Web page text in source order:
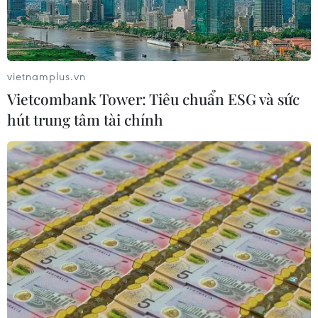
07/08/2026 15:44
Khai mạc Lễ hội Việt Nam - Hàn
Quốc 2026 rực rỡ sắc màu văn hóa
07/08/2026 15:03
Ngày hội Văn hóa dân tộc Mông lần
thứ 4 sẽ diễn ra tại Điện Biên vào
tháng 10
07/08/2026 09:10
Bản Lồng - nơi văn hóa Mông hòa
nhịp cùng du lịch cộng đồng giữa
cổng trời Pha Đin
vietnamplus.vn
Vietcombank Tower: Tiêu chuẩn ESG và sức
hút trung tâm tài chính